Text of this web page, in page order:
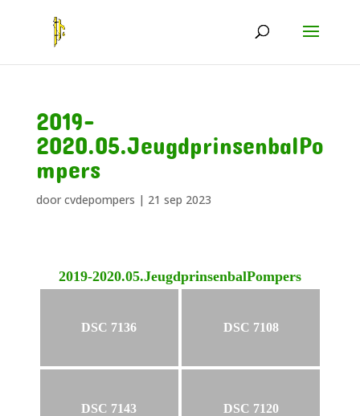
2019-
2020.05.JeugdprinsenbalPo
mpers
door cvdepompers | 21 sep 2023
2019-2020.05.JeugdprinsenbalPompers
DSC 7136 DSC 7108
DSC 7143 DSC 7120